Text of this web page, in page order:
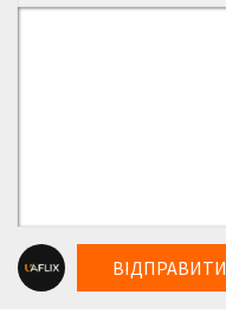
ВІДПРАВИТИ